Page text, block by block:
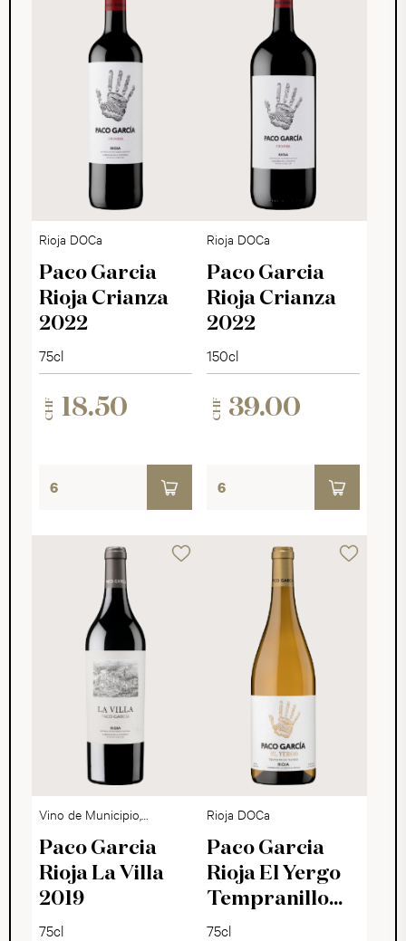
Rioja DOCa
Paco Garcia
Rioja Crianza
2022
75cl
CHF 18.50
Rioja DOCa
Paco Garcia
Rioja Crianza
2022
150cl
CHF 39.00
Vino de Municipio,
Rioja DOCa
Paco Garcia
Rioja La Villa
2019
75cl
Rioja DOCa
Paco Garcia
Rioja El Yergo
Tempranillo
Blanco 2025
75cl